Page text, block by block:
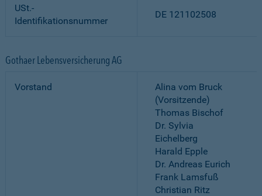
USt.-
Identifikationsnummer
DE 121102508
Gothaer Lebensversicherung AG
Vorstand
Alina vom Bruck
(Vorsitzende)
Thomas Bischof
Dr. Sylvia
Eichelberg
Harald Epple
Dr. Andreas Eurich
Frank Lamsfuß
Christian Ritz